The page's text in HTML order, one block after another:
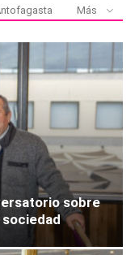
Más
sobre
sociedad